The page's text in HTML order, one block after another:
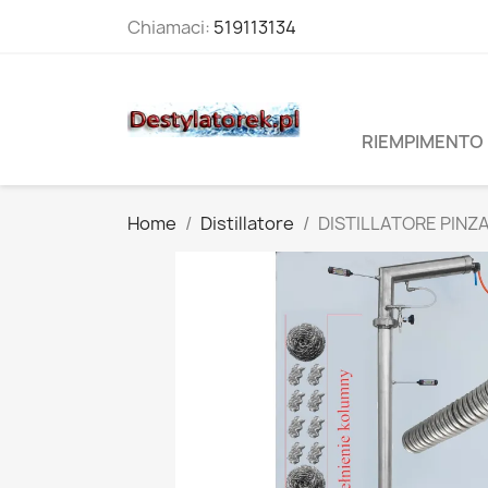
Chiamaci: 519113134
Home Distillatore DISTILLATORE